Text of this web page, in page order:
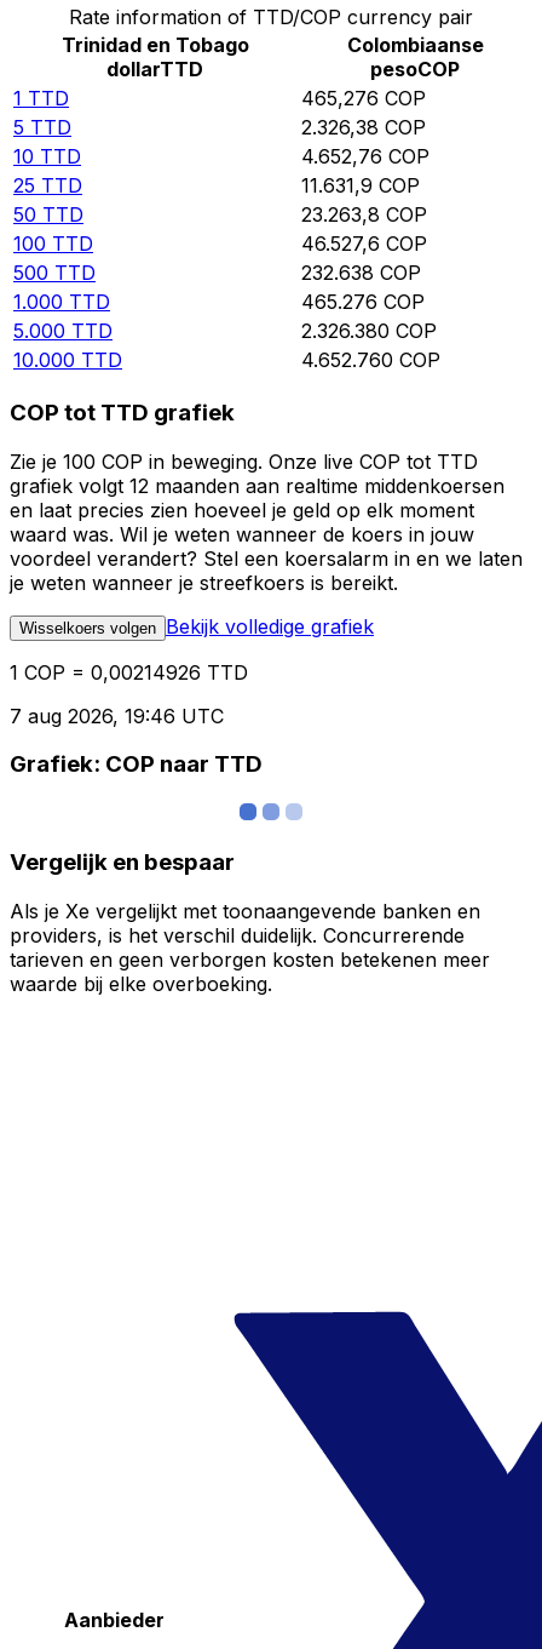
Rate information of TTD/COP currency pair
Trinidad en Tobago
dollarTTD
Colombiaanse
pesoCOP
1 TTD 465,276 COP
5 TTD 2.326,38 COP
10 TTD 4.652,76 COP
25 TTD 11.631,9 COP
50 TTD 23.263,8 COP
100 TTD 46.527,6 COP
500 TTD 232.638 COP
1.000 TTD 465.276 COP
5.000 TTD 2.326.380 COP
10.000 TTD 4.652.760 COP
COP tot TTD grafiek
Zie je 100 COP in beweging. Onze live COP tot TTD
grafiek volgt 12 maanden aan realtime middenkoersen
en laat precies zien hoeveel je geld op elk moment
waard was. Wil je weten wanneer de koers in jouw
voordeel verandert? Stel een koersalarm in en we laten
je weten wanneer je streefkoers is bereikt.
Wisselkoers volgen Bekijk volledige grafiek
1 COP = 0,00214926 TTD
7 aug 2026, 19:46 UTC
Grafiek: COP naar TTD
Vergelijk en bespaar
Als je Xe vergelijkt met toonaangevende banken en
providers, is het verschil duidelijk. Concurrerende
tarieven en geen verborgen kosten betekenen meer
waarde bij elke overboeking.
Aanbieder